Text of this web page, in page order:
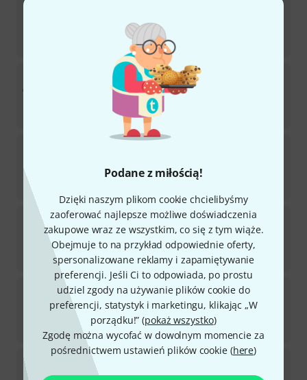
Podane z miłością!
Dzięki naszym plikom cookie chcielibyśmy
zaoferować najlepsze możliwe doświadczenia
zakupowe wraz ze wszystkim, co się z tym wiąże.
Obejmuje to na przykład odpowiednie oferty,
spersonalizowane reklamy i zapamiętywanie
preferencji. Jeśli Ci to odpowiada, po prostu
udziel zgody na używanie plików cookie do
preferencji, statystyk i marketingu, klikając „W
porządku!” (pokaż wszystko)
Zgodę można wycofać w dowolnym momencie za
pośrednictwem ustawień plików cookie (here)
Dostępny w magazynie
Airturn Super SideKick Extension Clamp
6
Dostępny w magazynie
zł
Dostępny w magazynie
Inter-TechEterno KM-206WR
8
Dostępny w magazynie
81zł
Airturn SMC Side Mount Clamp
15
Dostępny w magazynie
68zł
Hagerty Multimedia Care Set